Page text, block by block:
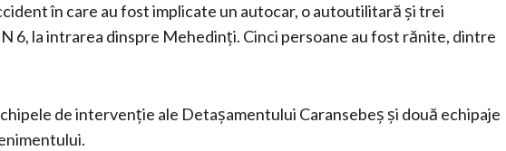
în care au fost implicate un autocar, o autoutilitară și trei
6, la intrarea dinspre Mehedinți. Cinci persoane au fost rănite, dintre
de intervenție ale Detașamentului Caransebeș și două echipaje